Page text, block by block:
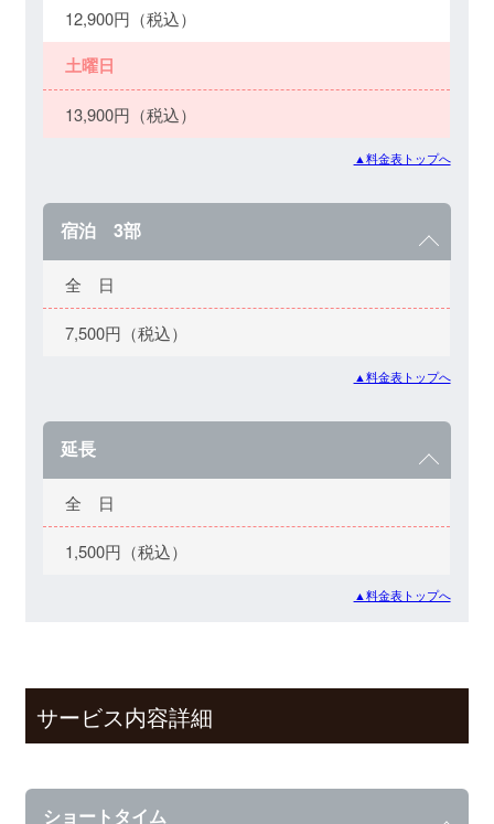
12,900円（税込）
土曜日
13,900円（税込）
▲料金表トップへ
宿泊 3部
全 日
7,500円（税込）
▲料金表トップへ
延長
全 日
1,500円（税込）
▲料金表トップへ
サービス内容詳細
ショートタイム